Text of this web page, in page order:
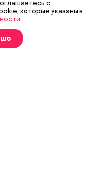
поддержке Департамента
рекламы города Москвы.
технологии
информации
с
которые указаны в